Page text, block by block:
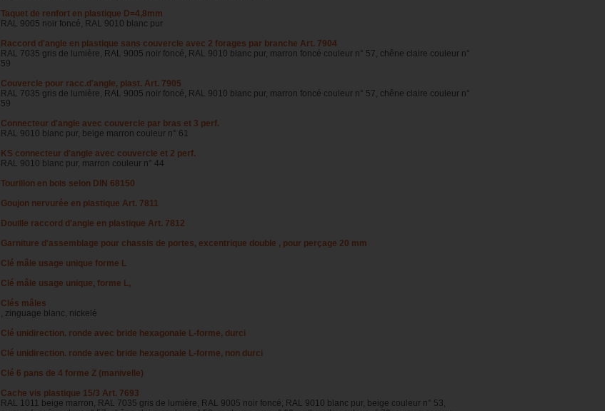
Taquet de renfort en plastique D=4,8mm
RAL 9005 noir foncé, RAL 9010 blanc pur
Raccord d'angle en plastique sans couvercle avec 2 forages par branche Art. 7904
RAL 7035 gris de lumière, RAL 9005 noir foncé, RAL 9010 blanc pur, marron foncé couleur n° 57, chêne claire couleur n°
59
Couvercle pour racc.d'angle, plast. Art. 7905
RAL 7035 gris de lumière, RAL 9005 noir foncé, RAL 9010 blanc pur, marron foncé couleur n° 57, chêne claire couleur n°
59
Connecteur d'angle avec couvercle par bras et 3 perf.
RAL 9010 blanc pur, beige marron couleur n° 61
KS connecteur d'angle avec couvercle et 2 perf.
RAL 9010 blanc pur, marron couleur n° 44
Tourillon en bois selon DIN 68150
Goujon nervurée en plastique Art. 7811
Douille raccord d'angle en plastique Art. 7812
Garniture d'assemblage pour chassis de portes, excentrique double , pour perçage 20 mm
Clé mâle usage unique forme L
Clé mâle usage unique, forme L,
Clés mâles
, zinguage blanc, nickelé
Clé unidirection. ronde avec bride hexagonale L-forme, durci
Clé unidirection. ronde avec bride hexagonale L-forme, non durci
Clé 6 pans de 4 forme Z (manivelle)
Cache vis plastique 15/3 Art. 7693
RAL 1011 beige marron, RAL 7035 gris de lumière, RAL 9005 noir foncé, RAL 9010 blanc pur, beige couleur n° 53,